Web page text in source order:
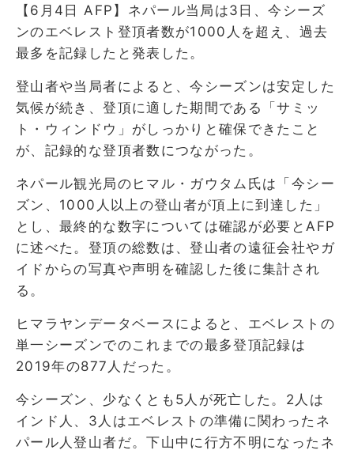
【6月4日 AFP】ネパール当局は3日、今シーズ
ンのエベレスト登頂者数が1000人を超え、過去
最多を記録したと発表した。
登山者や当局者によると、今シーズンは安定した
気候が続き、登頂に適した期間である「サミッ
ト・ウィンドウ」がしっかりと確保できたこと
が、記録的な登頂者数につながった。
ネパール観光局のヒマル・ガウタム氏は「今シー
ズン、1000人以上の登山者が頂上に到達した」
とし、最終的な数字については確認が必要とAFP
に述べた。登頂の総数は、登山者の遠征会社やガ
イドからの写真や声明を確認した後に集計され
る。
ヒマラヤンデータベースによると、エベレストの
単一シーズンでのこれまでの最多登頂記録は
2019年の877人だった。
今シーズン、少なくとも5人が死亡した。2人は
インド人、3人はエベレストの準備に関わったネ
パール人登山者だ。下山中に行方不明になったネ